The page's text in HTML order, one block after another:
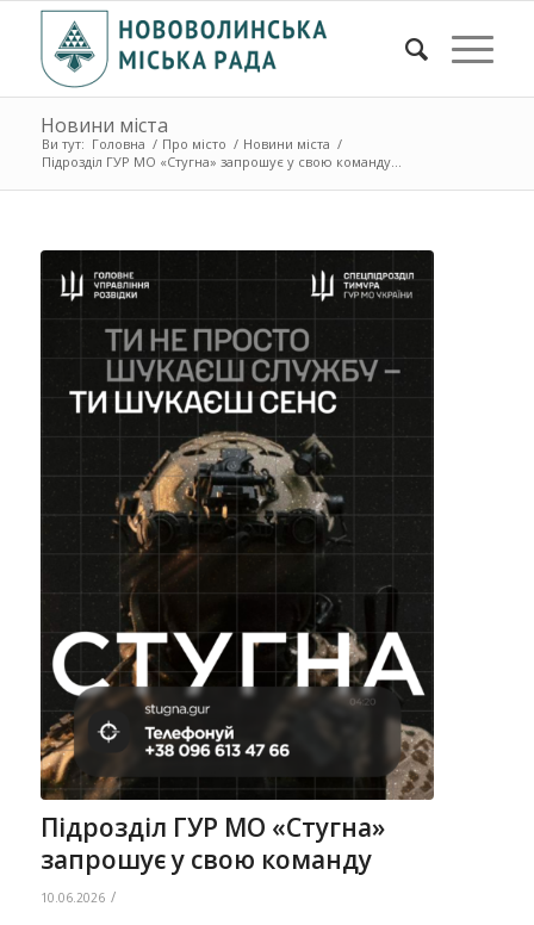
Новини міста
Ви тут: Головна / Про місто / Новини міста /
Підрозділ ГУР МО «Стугна» запрошує у свою команду...
Підрозділ ГУР МО «Стугна»
запрошує у свою команду
10.06.2026 /